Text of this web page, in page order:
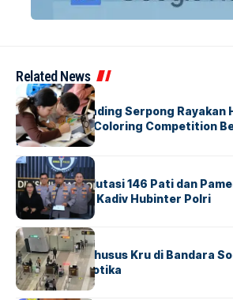
Related News
BERITAINDEX
Atria Hotel Gading Serpong Rayakan
Lewat Family Coloring Competition
Indonesia
BERITA
Mabes Polri Mutasi 146 Pati dan
Untung Jabat Kadiv Hubinter Polri
BANDARABERITA
Ketika Jalur Khusus Kru di Bandara
Sindikat Narkotika